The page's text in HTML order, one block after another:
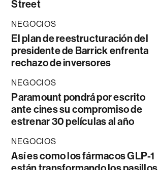
Street
NEGOCIOS
El plan de reestructuración del
presidente de Barrick enfrenta
rechazo de inversores
NEGOCIOS
Paramount pondrá por escrito
ante cines su compromiso de
estrenar 30 películas al año
NEGOCIOS
Así es como los fármacos GLP-1